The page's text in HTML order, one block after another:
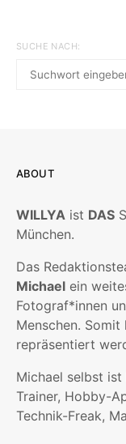
SUCHE NACH:
ABOUT
WILLYA ist DAS
München.
Das
Michael ein
Fotograf*innen
Menschen.
repräsentiert
Michael selbst
Trainer, Hobby-
Technik-Freak,